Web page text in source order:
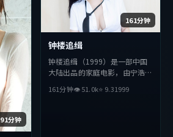
91分钟
161分钟
钟楼追缉
钟楼追缉（1999）是一部中国
大陆出品的家庭电影，由宁浩执
梅、绫濑遥等主演。影片在叙事
161分钟👁51.0k⭐ 9.31999